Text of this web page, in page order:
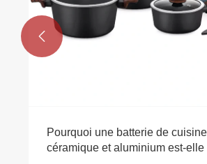
Pourquoi une batterie de
céramique et aluminium est-
